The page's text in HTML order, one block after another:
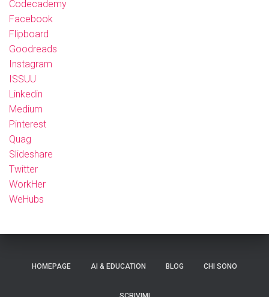
Codecademy
Facebook
Flipboard
Goodreads
Instagram
ISSUU
Linkedin
Medium
Pinterest
Quag
Slideshare
Twitter
WorkHer
WeHubs
HOMEPAGE AI & EDUCATION BLOG CHI SONO